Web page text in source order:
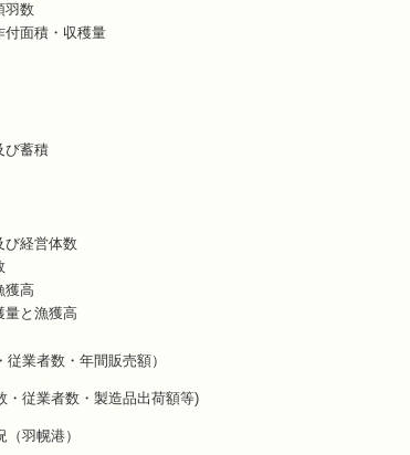
羽数
付面積・収穫量
び蓄積
び経営体数
獲高
量と漁獲高
業者数・年間販売額）
・従業者数・製造品出荷額等)
羽幌港）